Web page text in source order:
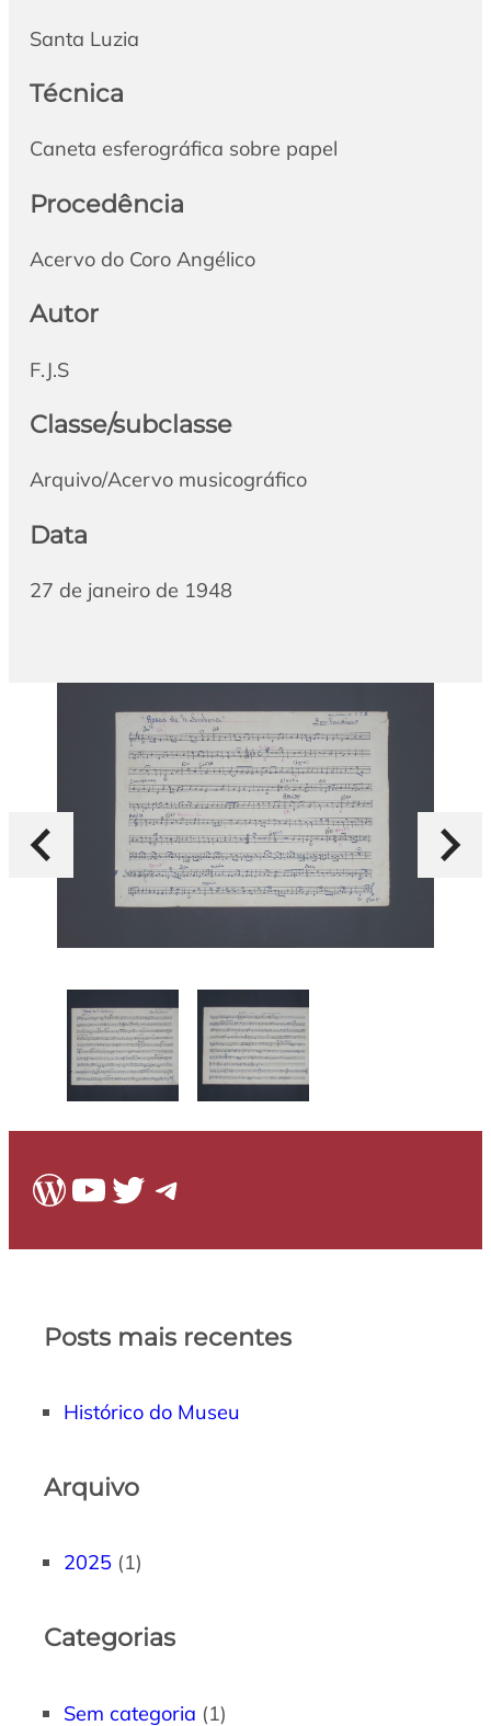
Santa Luzia
Técnica
Caneta esferográfica sobre papel
Procedência
Acervo do Coro Angélico
Autor
F.J.S
Classe/subclasse
Arquivo/Acervo musicográfico
Data
27 de janeiro de 1948
WordPress
Youtube
Twitter
Telegram
Posts mais recentes
Histórico do Museu
Arquivo
2025 (1)
Categorias
Sem categoria (1)